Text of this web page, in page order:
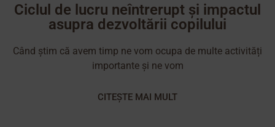
Ciclul de lucru neîntrerupt și impactul
asupra dezvoltării copilului
Când știm că avem timp ne vom ocupa de multe activități
importante și ne vom
CITEȘTE MAI MULT